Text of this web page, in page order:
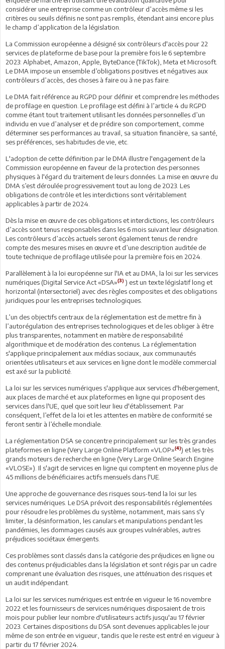
considérer une entreprise comme un contrôleur d’accès même si les
critères ou seuils définis ne sont pas remplis, étendant ainsi encore plus
le champ d’application de la législation.
La Commission européenne a désigné six contrôleurs d'accès pour 22
services de plateforme de base pour la première fois le 6 septembre
2023: Alphabet, Amazon, Apple, ByteDance (TikTok), Meta et Microsoft.
Le DMA impose un ensemble d’obligations positives et négatives aux
contrôleurs d’accès, des choses à faire ou à ne pas faire.
Le DMA fait référence au RGPD pour définir et comprendre les méthodes
de profilage en question. Le profilage est défini à l’article 4 du RGPD
comme étant tout traitement utilisant les données personnelles d’un
individu en vue d’analyser et de prédire son comportement, comme
déterminer ses performances au travail, sa situation financière, sa santé,
ses préférences, ses habitudes de vie, etc.
L'adoption de cette définition par le DMA illustre l'engagement de la
Commission européenne en faveur de la protection des personnes
physiques à l'égard du traitement de leurs données. La mise en œuvre du
DMA s’est déroulée progressivement tout au long de 2023. Les
obligations de contrôle et les interdictions sont véritablement
applicables à partir de 2024.
Dès la mise en œuvre de ces obligations et interdictions, les contrôleurs
d’accès sont tenus responsables dans les 6 mois suivant leur désignation.
Les contrôleurs d’accès actuels seront également tenus de rendre
compte des mesures mises en œuvre et d’une description auditée de
toute technique de profilage utilisée pour la première fois en 2024.
Parallèlement à la loi européenne sur l'IA et au DMA, la loi sur les services
numériques (Digital Service Act «DSA»(3) ) est un texte législatif long et
horizontal (intersectoriel) avec des règles composites et des obligations
juridiques pour les entreprises technologiques.
L’un des objectifs centraux de la réglementation est de mettre fin à
l’autorégulation des entreprises technologiques et de les obliger à être
plus transparentes, notamment en matière de responsabilité
algorithmique et de modération des contenus. La réglementation
s'applique principalement aux médias sociaux, aux communautés
orientées utilisateurs et aux services en ligne dont le modèle commercial
est axé sur la publicité.
La loi sur les services numériques s'applique aux services d'hébergement,
aux places de marché et aux plateformes en ligne qui proposent des
services dans l'UE, quel que soit leur lieu d'établissement. Par
conséquent, l’effet de la loi et les attentes en matière de conformité se
feront sentir à l’échelle mondiale.
La réglementation DSA se concentre principalement sur les très grandes
plateformes en ligne (Very Large Online Platform «VLOP»(4)) et les très
grands moteurs de recherche en ligne (Very Large Online Search Engine
«VLOSE»). Il s'agit de services en ligne qui comptent en moyenne plus de
45 millions de bénéficiaires actifs mensuels dans l'UE.
Une approche de gouvernance des risques sous-tend la loi sur les
services numériques. Le DSA prévoit des responsabilités réglementées
pour résoudre les problèmes du système, notamment, mais sans s'y
limiter, la désinformation, les canulars et manipulations pendant les
pandémies, les dommages causés aux groupes vulnérables, autres
préjudices sociétaux émergents.
Ces problèmes sont classés dans la catégorie des préjudices en ligne ou
des contenus préjudiciables dans la législation et sont régis par un cadre
comprenant une évaluation des risques, une atténuation des risques et
un audit indépendant.
La loi sur les services numériques est entrée en vigueur le 16 novembre
2022 et les fournisseurs de services numériques disposaient de trois
mois pour publier leur nombre d'utilisateurs actifs jusqu'au 17 février
2023. Certaines dispositions du DSA sont devenues applicables le jour
même de son entrée en vigueur, tandis que le reste est entré en vigueur à
partir du 17 février 2024.